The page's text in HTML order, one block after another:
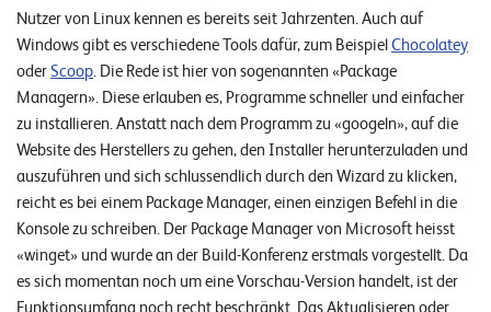
Nutzer von Linux kennen es bereits seit Jahrzenten. Auch auf
Windows gibt es verschiedene Tools dafür, zum BeispielChocolatey
oderScoop. Die Rede ist hier von sogenannten «Package
Managern». Diese erlauben es, Programme schneller und einfacher
zu installieren. Anstatt nach dem Programm zu «googeln», auf die
Website des Herstellers zu gehen, den Installer herunterzuladen und
auszuführen und sich schlussendlich durch den Wizard zu klicken,
reicht es bei einem Package Manager, einen einzigen Befehl in die
Konsole zu schreiben. Der Package Manager von Microsoft heisst
«winget» und wurde an der Build-Konferenz erstmals vorgestellt. Da
es sich momentan noch um eine Vorschau-Version handelt, ist der